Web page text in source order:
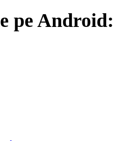
pe Android: